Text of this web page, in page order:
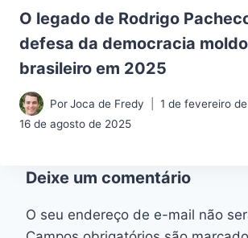
O legado de Rodrigo
defesa da democracia
brasileiro em 2025
PorJoca de Fredy
1 de fevereiro
16 de agosto de 2025
Deixe um comentário
O seu endereço de e-mail não